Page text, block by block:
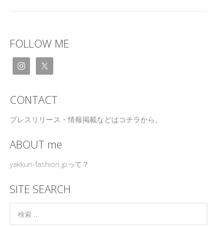
FOLLOW ME
CONTACT
プレスリリース・情報掲載などはコチラから。
ABOUT me
yakkun-fashion.jpって？
SITE SEARCH